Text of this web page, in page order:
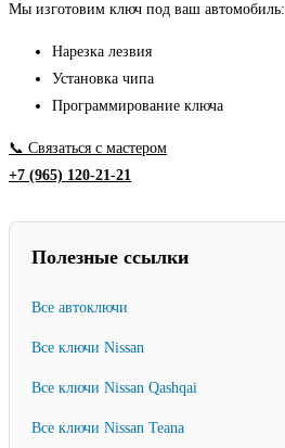
2008-
2014
PCF7952
)
Мы изготовим ключ под ваш автомобиль:
Нарезка лезвия
Установка чипа
Программирование ключа
📞 Связаться с мастером
+7 (965) 120-21-21
Полезные ссылки
Все автоключи
Все ключи Nissan
Все ключи Nissan Qashqai
Все ключи Nissan Teana